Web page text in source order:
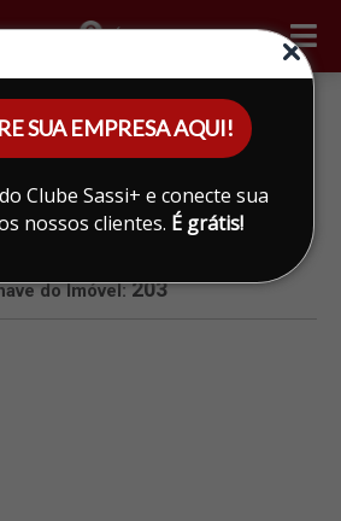
SUA EMPRESA AQUI!
Clube Sassi+ e conecte sua
nossos clientes. É grátis!
ÁREA DO CLIENTE
ALUGAR EM
do Imóvel:203